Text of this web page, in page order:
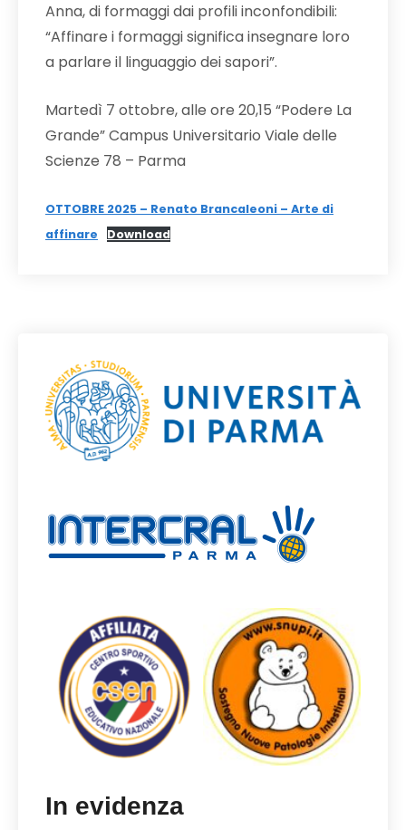
Anna, di formaggi dai profili inconfondibili:
“Affinare i formaggi significa insegnare loro
a parlare il linguaggio dei sapori”.
Martedì 7 ottobre, alle ore 20,15 “Podere La
Grande” Campus Universitario Viale delle
Scienze 78 – Parma
OTTOBRE 2025 – Renato Brancaleoni – Arte di
affinare
Download
In evidenza